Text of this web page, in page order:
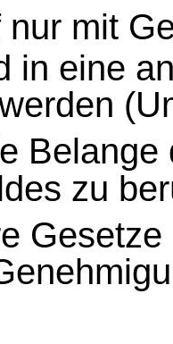
nur mit
in eine
zu